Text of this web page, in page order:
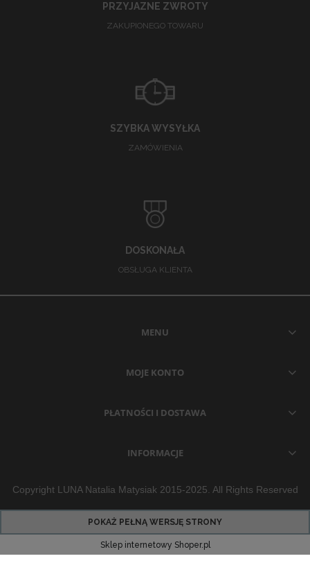
PRZYJAZNE ZWROTY
ZAKUPIONEGO TOWARU
SZYBKA WYSYŁKA
ZAMÓWIENIA
DOSKONAŁA
OBSŁUGA KLIENTA
MENU
MOJE KONTO
PŁATNOŚCI I DOSTAWA
INFORMACJE
Copyright LUNA Natalia Matysiak 2015-2025. All Rights Reserved
POKAŻ PEŁNĄ WERSJĘ STRONY
Sklep internetowy Shoper.pl